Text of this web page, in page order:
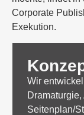
Corporate
Exekution.
Wir
Seitenplan/